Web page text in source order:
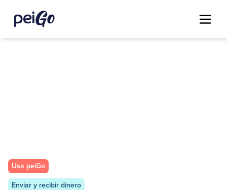
Usa peiGo
Enviar y recibir dinero